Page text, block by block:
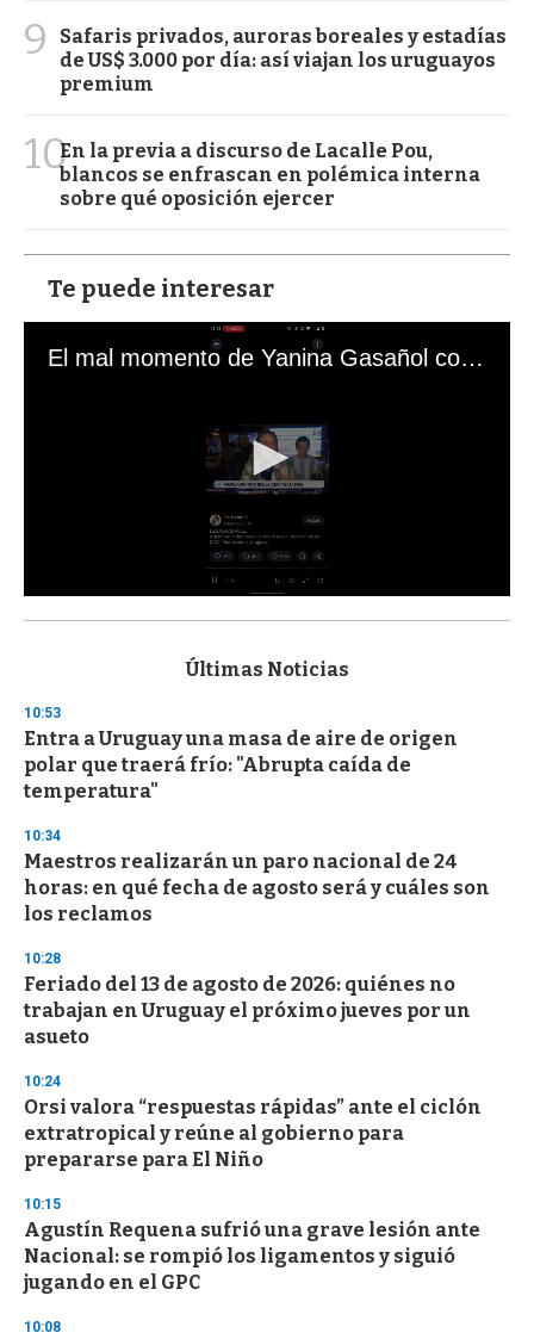
9
Safaris privados, auroras boreales y estadías
de US$ 3.000 por día: así viajan los uruguayos
premium
10En la previa a discurso de Lacalle Pou,
blancos se enfrascan en polémica interna
sobre qué oposición ejercer
Te puede interesar
El mal momento de Yanina Gasañol con un hincha argentino en "Subrayado"
s
d
s
o
f
3
s
e
c
o
n
Últimas Noticias
10:53
Entra a Uruguay una masa de aire de origen
polar que traerá frío: "Abrupta caída de
temperatura"
10:34
Maestros realizarán un paro nacional de 24
horas: en qué fecha de agosto será y cuáles son
los reclamos
10:28
Feriado del 13 de agosto de 2026: quiénes no
trabajan en Uruguay el próximo jueves por un
asueto
10:24
Orsi valora “respuestas rápidas” ante el ciclón
extratropical y reúne al gobierno para
prepararse para El Niño
10:15
Agustín Requena sufrió una grave lesión ante
Nacional: se rompió los ligamentos y siguió
jugando en el GPC
10:08